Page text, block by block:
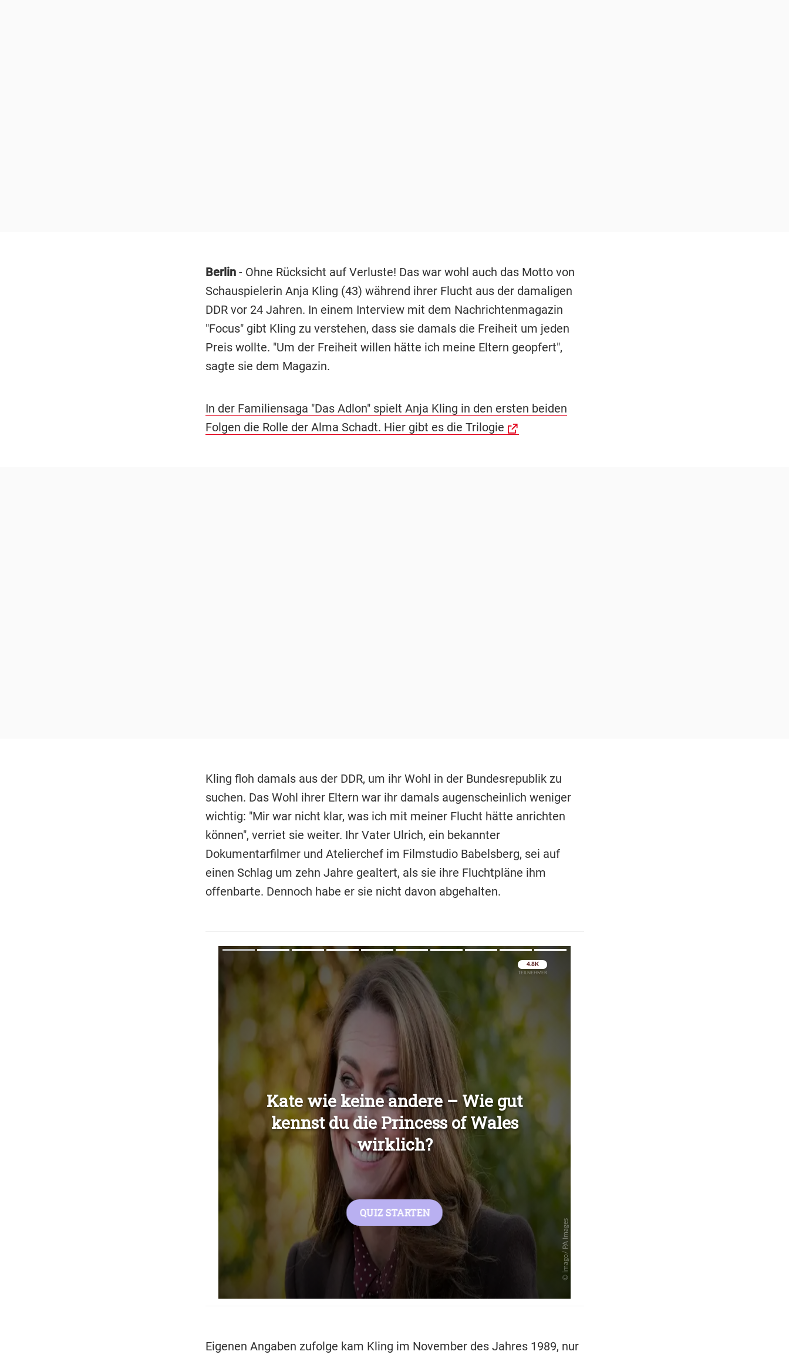
Berlin- Ohne Rücksicht auf Verluste! Das war wohl auch das Motto von
Schauspielerin Anja Kling (43) während ihrer Flucht aus der damaligen
DDR vor 24 Jahren. In einem Interview mit dem Nachrichtenmagazin
"Focus" gibt Kling zu verstehen, dass sie damals die Freiheit um jeden
Preis wollte. "Um der Freiheit willen hätte ich meine Eltern geopfert",
sagte sie dem Magazin.
In der Familiensaga "Das Adlon" spielt Anja Kling in den ersten beiden
Folgen die Rolle der Alma Schadt. Hier gibt es die Trilogie
Kling floh damals aus der DDR, um ihr Wohl in der Bundesrepublik zu
suchen. Das Wohl ihrer Eltern war ihr damals augenscheinlich weniger
wichtig: "Mir war nicht klar, was ich mit meiner Flucht hätte anrichten
können", verriet sie weiter. Ihr Vater Ulrich, ein bekannter
Dokumentarfilmer und Atelierchef im Filmstudio Babelsberg, sei auf
einen Schlag um zehn Jahre gealtert, als sie ihre Fluchtpläne ihm
offenbarte. Dennoch habe er sie nicht davon abgehalten.
Überspringen
Eigenen Angaben zufolge kam Kling im November des Jahres 1989, nur